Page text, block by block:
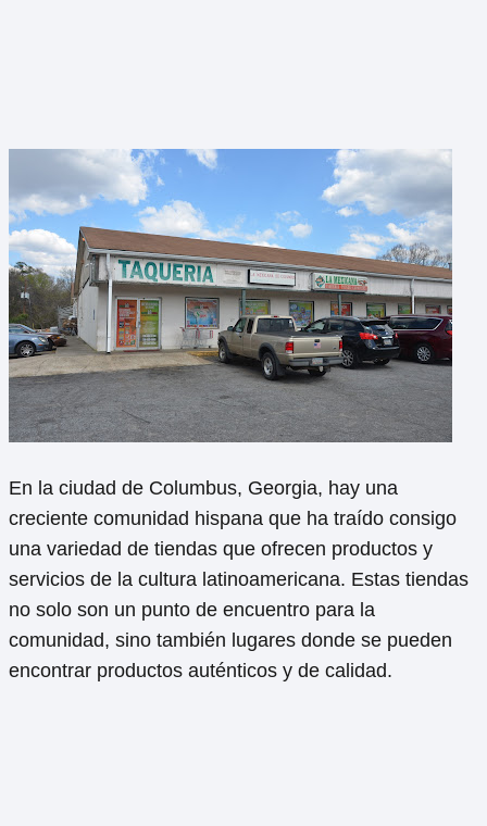
En la ciudad de Columbus, Georgia, hay una
creciente comunidad hispana que ha traído consigo
una variedad de tiendas que ofrecen productos y
servicios de la cultura latinoamericana. Estas tiendas
no solo son un punto de encuentro para la
comunidad, sino también lugares donde se pueden
encontrar productos auténticos y de calidad.